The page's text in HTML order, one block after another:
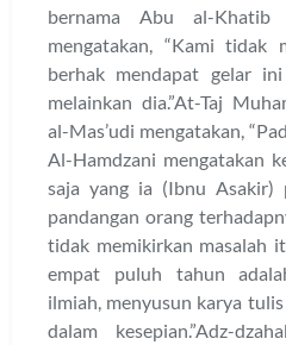
bernama Abu al-
mengatakan, “Kami tidak
berhak mendapat gelar
melainkan dia.”At-Taj
al-Mas’udi mengatakan,
Al-Hamdzani mengatakan
saja yang ia (Ibnu Asakir)
pandangan orang
tidak memikirkan masalah
empat puluh tahun
ilmiah, menyusun karya
dalam kesepian.”Adz-